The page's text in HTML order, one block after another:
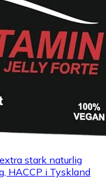
stark naturlig
HACCP i Tyskland